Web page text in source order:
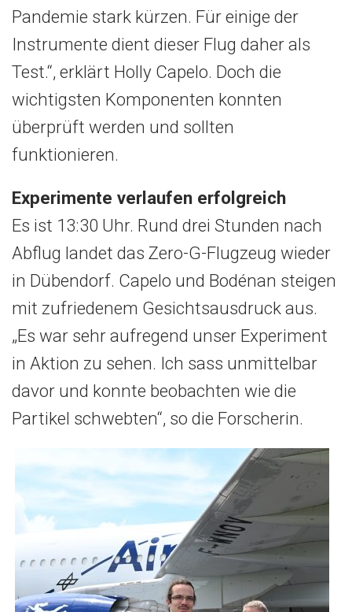
Pandemie stark kürzen. Für einige der
Instrumente dient dieser Flug daher als
Test.“, erklärt Holly Capelo. Doch die
wichtigsten Komponenten konnten
überprüft werden und sollten
funktionieren.
Experimente verlaufen erfolgreich
Es ist 13:30 Uhr. Rund drei Stunden nach
Abflug landet das Zero-G-Flugzeug wieder
in Dübendorf. Capelo und Bodénan steigen
mit zufriedenem Gesichtsausdruck aus.
„Es war sehr aufregend unser Experiment
in Aktion zu sehen. Ich sass unmittelbar
davor und konnte beobachten wie die
Partikel schwebten“, so die Forscherin.